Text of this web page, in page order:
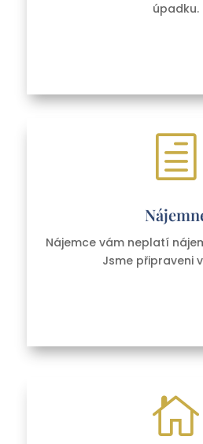
úpadku.
h
Nájemce vám neplatí
Jsme připraveni
